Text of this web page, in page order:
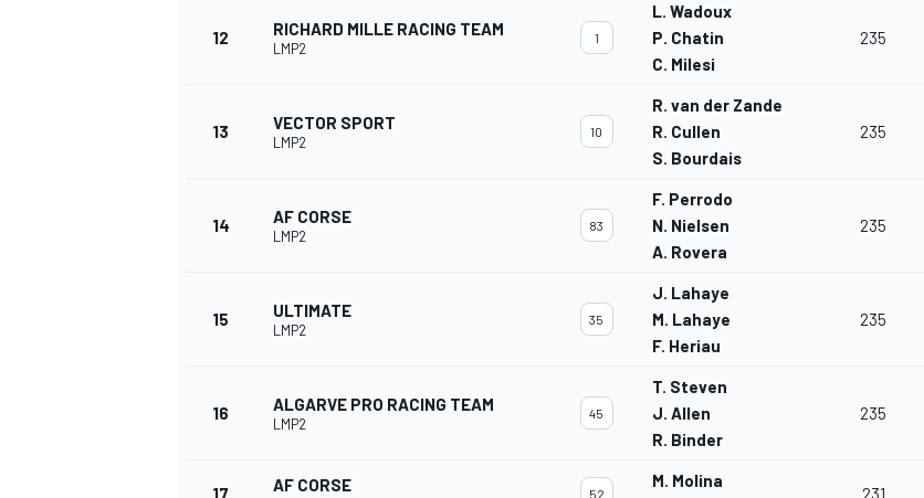
12 RICHARD MILLE RACING TEAM
LMP2
1
L. Wadoux
P. Chatin
C. Milesi
235
13 VECTOR SPORT
LMP2
10
R. van der Zande
R. Cullen
S. Bourdais
235
14 AF CORSE
LMP2
83
F. Perrodo
N. Nielsen
A. Rovera
235
15 ULTIMATE
LMP2
35
J. Lahaye
M. Lahaye
F. Heriau
235
16 ALGARVE PRO RACING TEAM
LMP2
45
T. Steven
J. Allen
R. Binder
235
17 AF CORSE 52
M. Molina
231